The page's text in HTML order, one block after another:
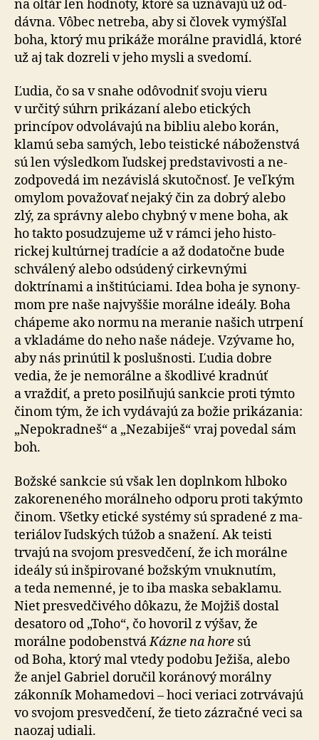
na oltár len hod­no­ty, ktoré sa uznávajú už od­
dávna. Vôbec ne­treba, aby si človek vy­mýš­ľal
boha, ktorý mu prikáže morálne pra­vid­lá, ktoré
už aj tak do­zre­li v jeho mysli a sve­do­mí.
Ľudia, čo sa v snahe odôvodniť svoju vieru
v určitý súhrn prikázaní alebo etických
princípov od­vo­lá­vajú na bibliu alebo korán,
klamú seba samých, lebo teistické náboženstvá
sú len výsledkom ľudskej predstavivosti a ne­
zod­po­ve­dá im ne­zá­vislá sku­toč­nosť. Je veľkým
omylom považovať nejaký čin za dobrý alebo
zlý, za správny alebo chybný v mene boha, ak
ho takto po­su­dzu­jeme už v rámci jeho histo­
rickej kul­túr­nej tra­dí­cie a až do­da­toč­ne bude
schvá­lený alebo od­sú­dený cirkevnými
doktrínami a in­šti­tú­ciami. Idea boha je syno­ny­
mom pre naše naj­vyššie morálne ideály. Boha
chápeme ako normu na me­ra­nie našich utrpení
a vkla­dá­me do neho naše nádeje. Vzývame ho,
aby nás prinútil k po­sluš­nosti. Ľudia dobre
vedia, že je ne­mo­rálne a škod­livé kradnúť
a vraždiť, a preto po­sil­ňujú sankcie proti týmto
činom tým, že ich vydávajú za božie prikázania:
„Nepokradneš“ a „Nezabiješ“ vraj povedal sám
boh.
Božské sankcie sú však len doplnkom hlboko
za­ko­re­ne­ného mo­rál­neho odporu proti takýmto
činom. Všetky etické systémy sú spradené z ma­
te­riá­lov ľudských túžob a sna­že­ní. Ak teisti
trvajú na svojom presvedčení, že ich morálne
ideály sú in­špi­ro­vané božským vnuk­nu­tím,
a teda ne­men­né, je to iba maska seba­kla­mu.
Niet presvedčivého dôkazu, že Mojžiš dostal
desatoro od „Toho“, čo hovoril z výšav, že
morálne podobenstváKázne na hore sú
od Boha, ktorý mal vtedy podobu Ježiša, alebo
že anjel Gabriel doručil koránový morálny
zákonník Mohamedovi – hoci veriaci zotrvávajú
vo svojom presvedčení, že tieto zázračné veci sa
naozaj udiali.